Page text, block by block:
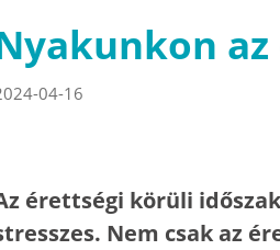
04-16
érettségi körüli
Nem csak az